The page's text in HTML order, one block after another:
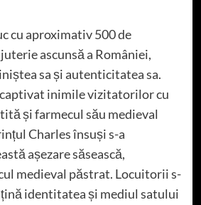
cu aproximativ 500 de
ascunsă a României,
sa și autenticitatea sa.
captivat inimile vizitatorilor cu
și farmecul său medieval
Charles însuși s-a
așezare săsească,
medieval păstrat. Locuitorii s-
identitatea și mediul satului